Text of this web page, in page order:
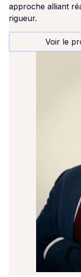
approche alliant
rigueur.
Voir le